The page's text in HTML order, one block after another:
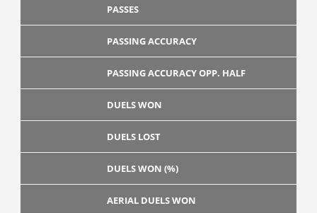
PASSES
PASSING ACCURACY
PASSING ACCURACY OPP. HALF
DUELS WON
DUELS LOST
DUELS WON (%)
AERIAL DUELS WON